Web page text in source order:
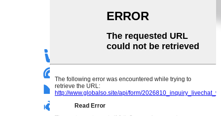
15.5-24.9mph ល្បឿន
25% សមត្ថភាពថ្នាក់
5.44hp កម្លាំងសេះ